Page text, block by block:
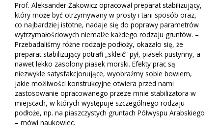
Prof. Aleksander Żakowicz opracował preparat stabilizujący,
który może być otrzymywany w prosty i tani sposób oraz,
co najbardziej istotne, nadaje się do poprawy parametrów
wytrzymałościowych niemalże każdego rodzaju gruntów. –
Przebadaliśmy różne rodzaje podłoży, okazało się, że
preparat stabilizujący potrafi „skleić” pył, piasek pustynny, a
nawet lekko zasolony piasek morski. Efekty prac są
niezwykle satysfakcjonujące, wyobraźmy sobie bowiem,
jakie możliwości konstrukcyjne otwiera przed nami
zastosowanie opracowanego przeze mnie stabilizatora w
miejscach, w których występuje szczególnego rodzaju
podłoże, np. na piaszczystych gruntach Półwyspu Arabskiego
– mówi naukowiec.